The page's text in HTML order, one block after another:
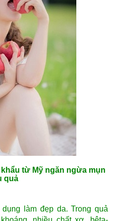
từ Mỹ ngăn ngừa mụn
quả
làm đẹp da. Trong quả